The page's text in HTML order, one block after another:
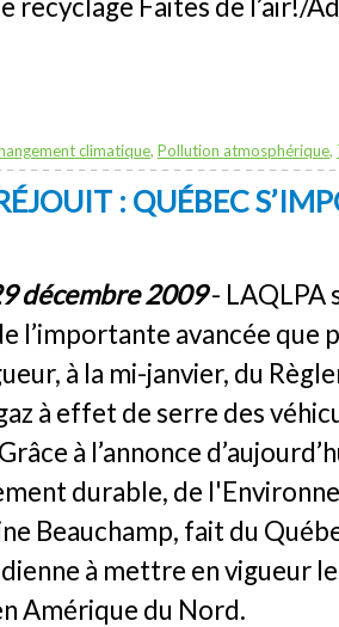
climatique, Pollution atmosphérique,
: QUÉBEC
décembre 2009- LAQLPA
l’importante avancée que
à la mi-janvier, du
à effet de serre des
à l’annonce
durable, de
Beauchamp, fait du
à mettre en vigueur
Amérique du Nord.